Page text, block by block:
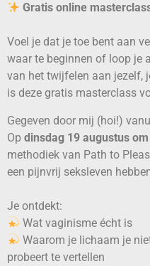
Gratis online
Voel je dat je toe bent aan
waar te beginnen of loop je
van het twijfelen aan jezelf,
is deze gratis masterclass
Gegeven door mij (hoi!)
Op dinsdag 19 augustus
methodiek van Path to
een pijnvrij seksleven
Je ontdekt:
Wat vaginisme écht is
Waarom je lichaam je
probeert te vertellen